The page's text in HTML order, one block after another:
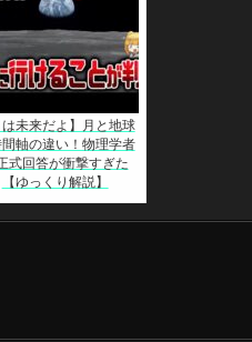
は未来だよ】月と地球
軸の違い！物理学者
式回答が衝撃すぎた
【ゆっくり解説】